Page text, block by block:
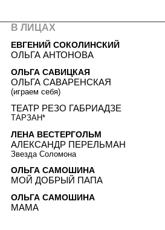
В ЛИЦАХ
ЕВГЕНИЙ СОКОЛИНСКИЙ
ОЛЬГА АНТОНОВА
ОЛЬГА САВИЦКАЯ
ОЛЬГА САВАРЕНСКАЯ
(играем себя)
ТЕАТР РЕЗО ГАБРИАДЗЕ
ТАРЗАН*
ЛЕНА ВЕСТЕРГОЛЬМ
АЛЕКСАНДР ПЕРЕЛЬМАН
Звезда Соломона
ОЛЬГА САМОШИНА
МОЙ ДОБРЫЙ ПАПА
ОЛЬГА САМОШИНА
МАМА